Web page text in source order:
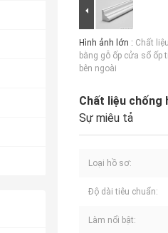
Hình ảnh lớn : Chất
bằng gỗ ốp cửa sổ ốp
bên ngoài
Chất liệu
Sự miêu tả
Loại hồ sơ:
Độ dài tiêu chuẩn:
Làm nổi bật: